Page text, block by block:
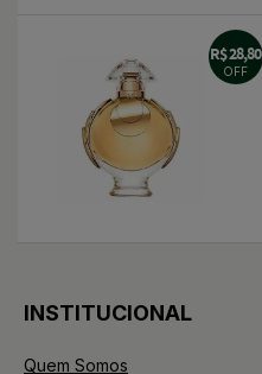
R$ 28,80
OFF
INSTITUCIONAL
Quem Somos